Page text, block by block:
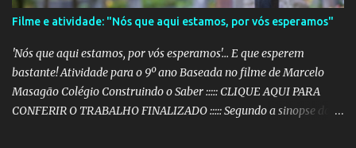
Filme e atividade: "Nós que aqui estamos, por vós esperamos"
'Nós que aqui estamos, por vós esperamos'... E que esperem
bastante! Atividade para o 9º ano Baseada no filme de Marcelo
Masagão Colégio Construindo o Saber ::::: CLIQUE AQUI PARA
CONFERIR O TRABALHO FINALIZADO ::::: Segundo a sinopse do